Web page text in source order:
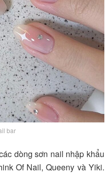
bar
dòng sơn nail nhập khẩu
Of Nail, Queeny và Yiki.